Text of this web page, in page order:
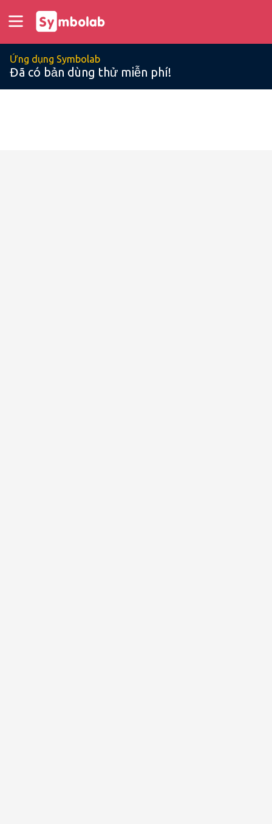
Ứng dụng Symbolab
Đã có bản dùng thử miễn phí!